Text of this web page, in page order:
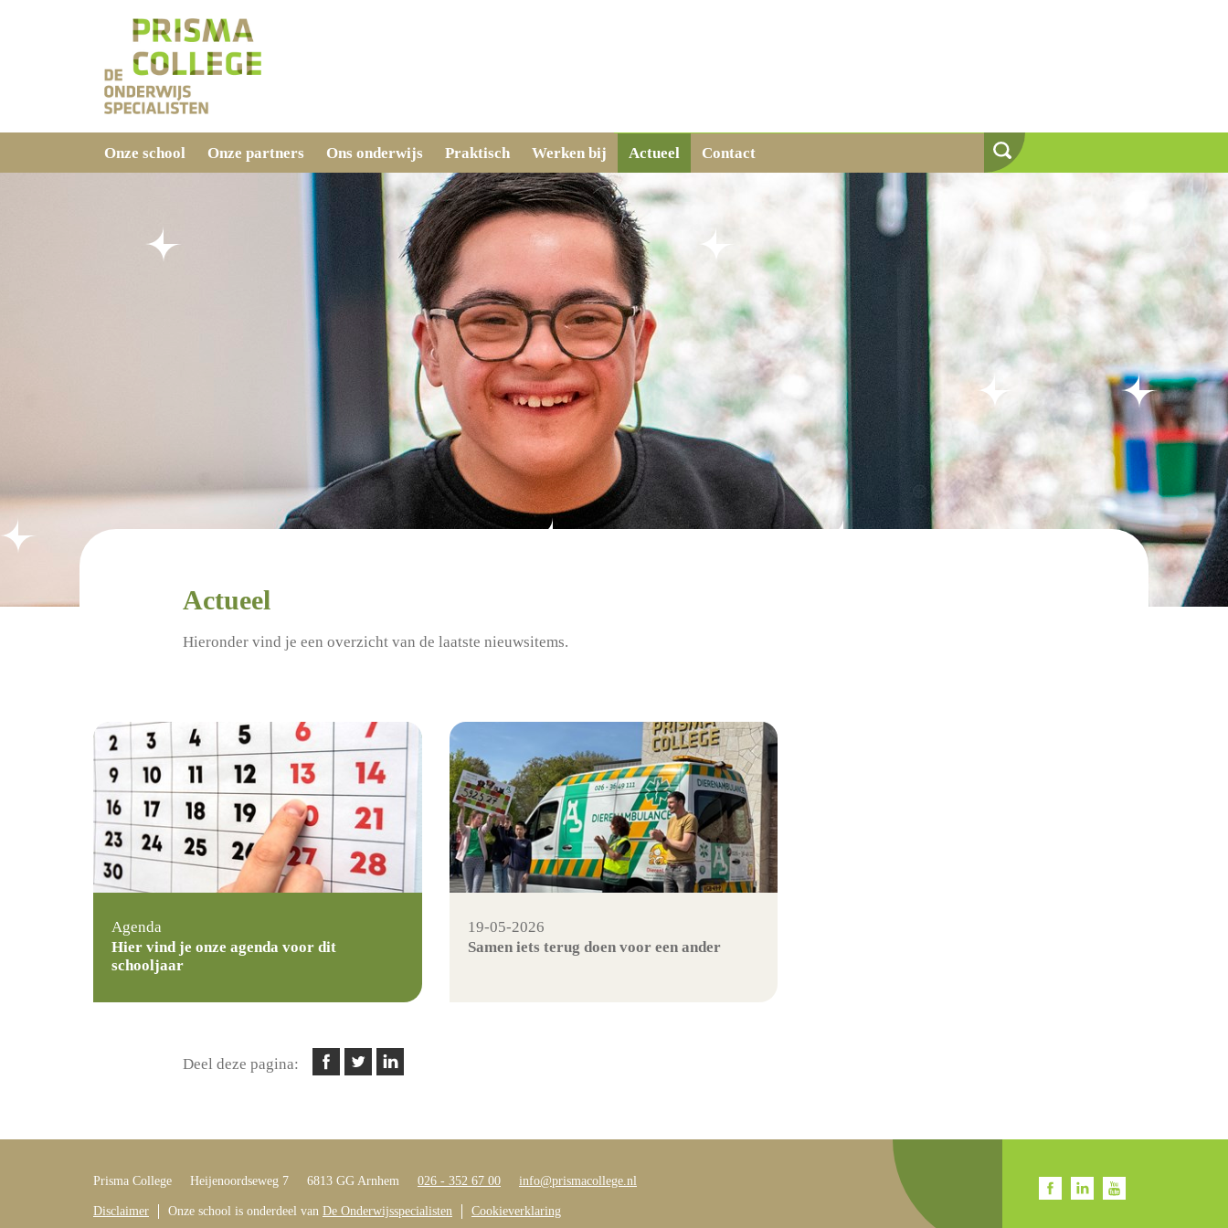
Onze school Onze partners Ons onderwijs Praktisch Werken bij Actueel Contact
Actueel
Hieronder vind je een overzicht van de laatste nieuwsitems.
Agenda
Hier vind je onze agenda voor dit
schooljaar
19-05-2026
Samen iets terug doen voor een ander
Deel deze pagina:
Prisma College Heijenoordseweg 7 6813 GG Arnhem 026 - 352 67 00 info@prismacollege.nl
Disclaimer Onze school is onderdeel van De Onderwijsspecialisten Cookieverklaring